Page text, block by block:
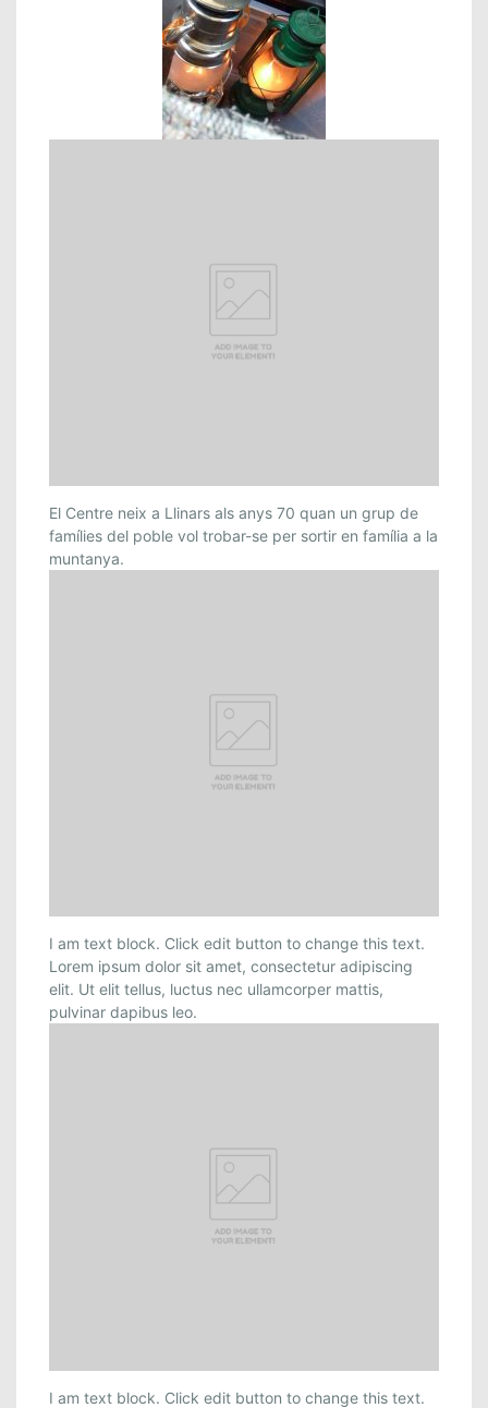
El Centre neix a Llinars als anys 70 quan un grup de
famílies del poble vol trobar-se per sortir en família a la
muntanya.
I am text block. Click edit button to change this text.
Lorem ipsum dolor sit amet, consectetur adipiscing
elit. Ut elit tellus, luctus nec ullamcorper mattis,
pulvinar dapibus leo.
I am text block. Click edit button to change this text.